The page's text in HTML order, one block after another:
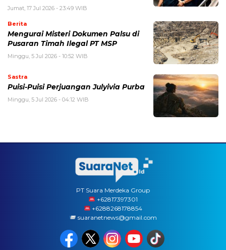
Jumat, 17 Jul 2026 - 23:49 WIB
Berita
Mengurai Misteri Dokumen Palsu di
Pusaran Timah Ilegal PT MSP
Minggu, 5 Jul 2026 - 10:52 WIB
Sastra
Puisi-Puisi Perjuangan Julyivia Purba
Minggu, 5 Jul 2026 - 04:12 WIB
PT Suara Merdeka Group
‪+62817397301
+6288268178854
suaranetnews@gmail.com